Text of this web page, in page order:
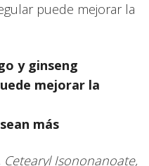
puede mejorar la
y ginseng
mejorar la
más
Isononanoate,